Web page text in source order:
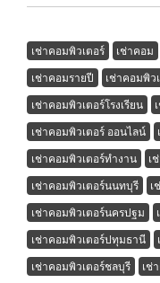
เช่าคอมพิวเตอร์ เช่าคอม
เช่าคอมรายปี
เช่าคอมพิว
เช่าคอมพิวเตอร์โรงเรียน
เช่าคอมพิวเตอร์ ออนไลน์
เช่าคอมพิวเตอร์ทำงาน
เ
เช่าคอมพิวเตอร์นนทบุรี
เ
เช่าคอมพิวเตอร์นครปฐม
เช่าคอมพิวเตอร์ปทุมธานี
เช่าคอมพิวเตอร์ชลบุรี
เช่